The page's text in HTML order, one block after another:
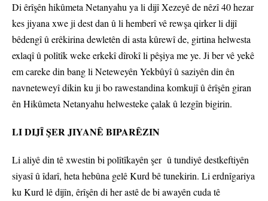
Di êrîşên hikûmeta Netanyahu ya li dijî Xezeyê de nêzî 40 hezar
kes jiyana xwe ji dest dan û li hemberî vê rewşa qirker li dijî
bêdengî û erêkirina dewletên di asta kûrewî de, girtina helwesta
exlaqî û polîtîk weke erkekî dîrokî li pêşiya me ye. Ji ber vê yekê
em careke din bang li Neteweyên Yekbûyî û saziyên din ên
navneteweyî dikin ku ji bo rawestandina komkujî û êrîşên giran
ên Hikûmeta Netanyahu helwesteke çalak û lezgîn bigirin.
LI DIJÎ ŞER JIYANÊ BIPARÊZIN
Li aliyê din tê xwestin bi polîtîkayên şer û tundiyê destkeftiyên
siyasî û îdarî, heta hebûna gelê Kurd bê tunekirin. Li erdnîgariya
ku Kurd lê dijîn, êrîşên di her astê de bi awayên cuda tê